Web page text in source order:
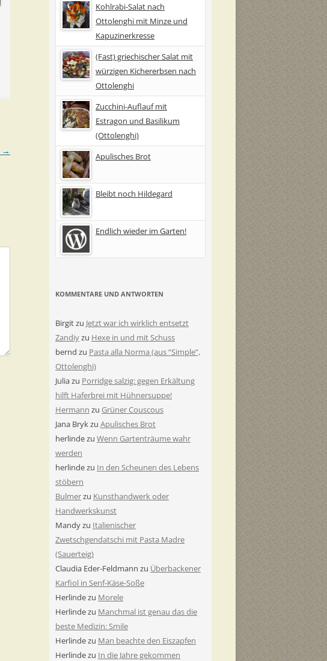
→
Kohlrabi-Salat nach
Ottolenghi mit Minze und
Kapuzinerkresse
(Fast) griechischer Salat mit
würzigen Kichererbsen nach
Ottolenghi
Zucchini-Auflauf mit
Estragon und Basilikum
(Ottolenghi)
Apulisches Brot
Bleibt noch Hildegard
Endlich wieder im Garten!
KOMMENTARE UND ANTWORTEN
Birgitzu Jetzt war ich wirklich entsetzt
Zandiyzu Hexe in und mit Schuss
bernd zu Pasta alla Norma (aus “Simple”,
Ottolenghi)
Juliazu Porridge salzig: gegen Erkältung
hilft Haferbrei mit Hühnersuppe!
Hermann zu Grüner Couscous
Jana Brykzu Apulisches Brot
herlindezu Wenn Gartenträume wahr
werden
herlindezu In den Scheunen des Lebens
stöbern
Bulmerzu Kunsthandwerk oder
Handwerkskunst
Mandyzu Italienischer
Zwetschgendatschi mit Pasta Madre
(Sauerteig)
Claudia Eder-Feldmann zu Überbackener
Karfiol in Senf-Käse-Soße
Herlindezu Morele
Herlindezu Manchmal ist genau das die
beste Medizin: Smile
Herlindezu Man beachte den Eiszapfen
Herlindezu In die Jahre gekommen